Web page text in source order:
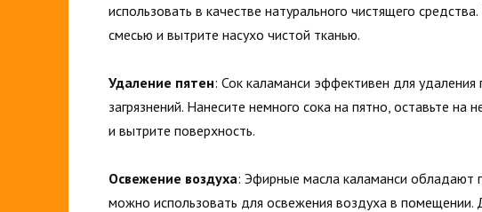
использовать в качестве натурального чистящего
смесью и вытрите насухо чистой тканью.
Удаление пятен: Сок каламанси эффективен для
загрязнений. Нанесите немного сока на пятно, оставьте
и вытрите поверхность.
Освежение воздуха: Эфирные масла каламанси
можно использовать для освежения воздуха в помещении.